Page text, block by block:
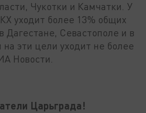
Чукотки и Камчатки. У
уходит более 13% общих
Дагестане, Севастополе и в
на эти цели уходит не более
Новости.
Царьграда!